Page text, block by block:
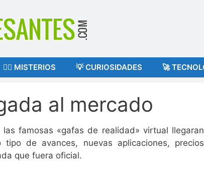
🕵️‍♂️ MISTERIOS 💡 CURIOSIDADES 🚀
al mercado
famosas «gafas de realidad» virtual llegaran
de avances, nuevas aplicaciones, precios
que fuera oficial.